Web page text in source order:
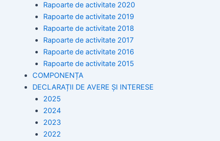
Rapoarte de activitate 2020
Rapoarte de activitate 2019
Rapoarte de activitate 2018
Rapoarte de activitate 2017
Rapoarte de activitate 2016
Rapoarte de activitate 2015
COMPONENȚA
DECLARAȚII DE AVERE ȘI INTERESE
2025
2024
2023
2022